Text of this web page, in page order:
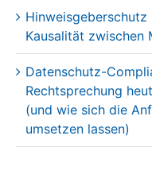
Hinweisgeberschutz
Kausalität zwischen
Datenschutz-
Rechtsprechung
(und wie sich die
umsetzen lassen)